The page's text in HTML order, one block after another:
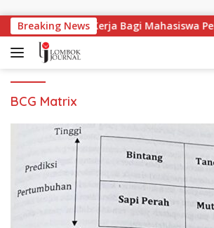
Breaking News
Lapangan Kerja Bagi Mahasiswa
BCG Matrix